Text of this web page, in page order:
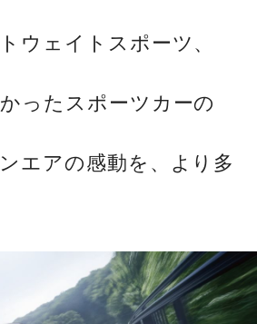
ウェイトスポーツ、
ったスポーツカーの
エアの感動を、より多